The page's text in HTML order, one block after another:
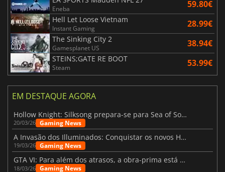
Eneba 59.80€
Hell Let Loose Vietnam
Instant Gaming 28.99€
The Sinking City 2
Gamesplanet US 38.94€
STEINS;GATE RE BOOT
Steam 53.99€
EM DESTAQUE AGORA
Hollow Knight: Silksong prepara-se para Sea of Sorrow com um patch
20/03/26 Gaming News
A Invasão dos Illuminados: Conquistar os novos Helldivers 2 Atualização!
19/03/26 Gaming News
GTA VI: Para além dos atrasos, a obra-prima está quase a chegar
18/03/26 Gaming News